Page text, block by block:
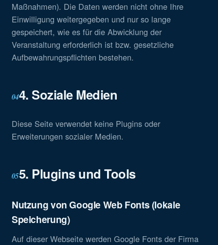
Maßnahmen). Die Daten werden nicht ohne Ihre
Einwilligung weitergegeben und nur so lange
gespeichert, wie es für die Abwicklung der
Veranstaltung erforderlich ist bzw. gesetzliche
Aufbewahrungspflichten bestehen.
044. Soziale Medien
Diese Seite verwendet keine Plugins oder
Erweiterungen sozialer Medien.
055. Plugins und Tools
Nutzung von Google Web Fonts (lokale
Speicherung)
Auf dieser Webseite werden Google Fonts der Firma